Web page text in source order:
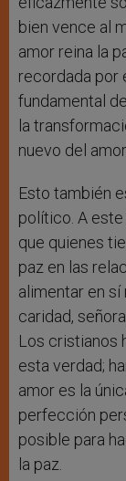
bien vence al
amor reina la
recordada por
fundamental
la
nuevo del
Esto también
político. A
que quienes
paz en las
alimentar en sí
caridad,
Los cristianos
esta verdad;
amor es la
perfección
posible para
la paz.